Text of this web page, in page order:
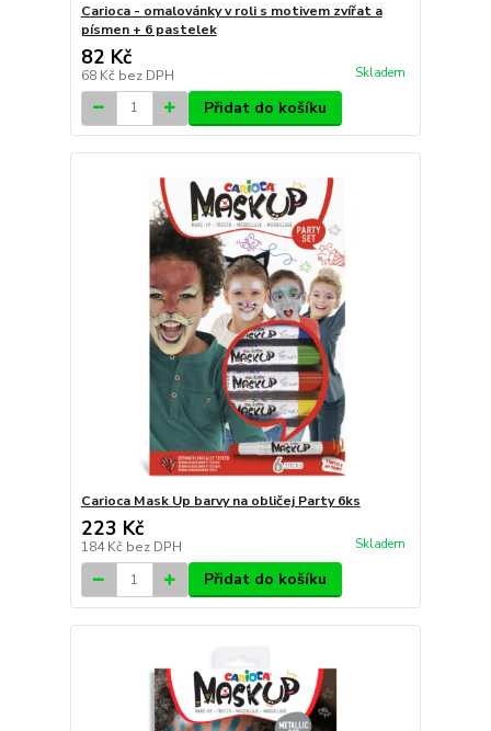
Carioca - omalovánky v roli s motivem zvířat a
písmen + 6 pastelek
82 Kč
68 Kč bez DPH Skladem
Přidat do košíku
Carioca Mask Up barvy na obličej Party 6ks
223 Kč
184 Kč bez DPH Skladem
Přidat do košíku